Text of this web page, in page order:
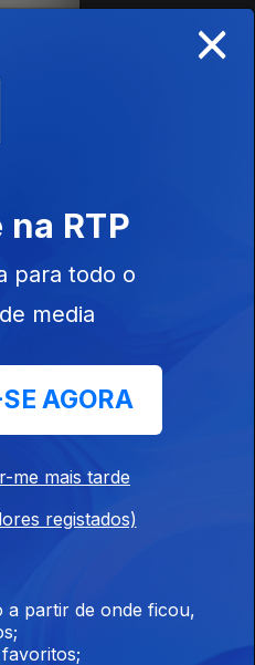
Ep. 29
Ep. 26
×
RTP
para todo o
media
AGORA
me mais tarde
registados)
a partir de onde ficou,